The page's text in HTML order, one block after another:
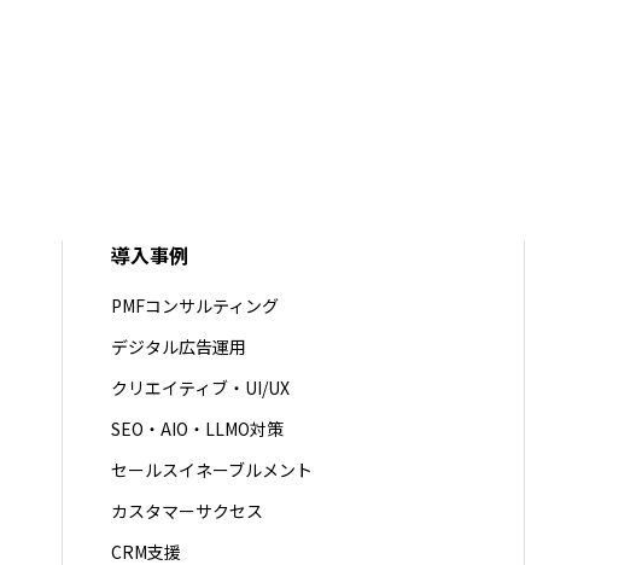
導入事例
PMFコンサルティング
デジタル広告運用
クリエイティブ・UI/UX
SEO・AIO・LLMO対策
セールスイネーブルメント
カスタマーサクセス
CRM支援